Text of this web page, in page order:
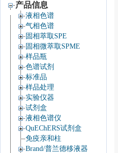
产品信息
液相色谱
气相色谱
固相萃取SPE
固相微萃取SPME
样品瓶
色谱试剂
标准品
样品处理
实验仪器
试剂盒
液相色谱仪
QuEChERS试剂盒
免疫亲和柱
Brand/普兰德移液器